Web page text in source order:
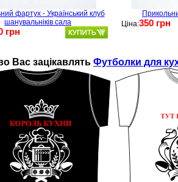
фартух - Український клуб
шанувальніків сала
грн
Ціна:350 грн
Ваc зацікавлять Футболки для